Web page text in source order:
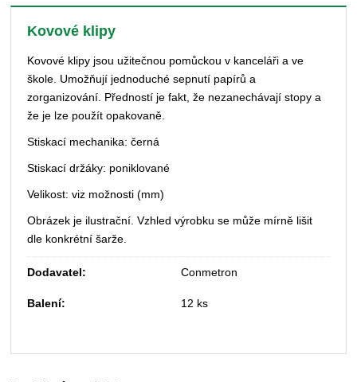
Kovové klipy
Kovové klipy jsou užitečnou pomůckou v kanceláři a ve
škole. Umožňují jednoduché sepnutí papírů a
zorganizování. Předností je fakt, že nezanechávají stopy a
že je lze použít opakovaně.
Stiskací mechanika: černá
Stiskací držáky: poniklované
Velikost: viz možnosti (mm)
Obrázek je ilustrační. Vzhled výrobku se může mírně lišit
dle konkrétní šarže.
Dodavatel: Conmetron
Balení: 12 ks